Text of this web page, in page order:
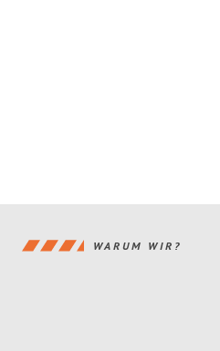
WARUM WIR?